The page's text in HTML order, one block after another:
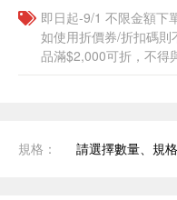
即日起-9/1 不限金額下
如使用折價券/折扣碼
品滿$2,000可折，不得
規格： 請選擇數量、規格